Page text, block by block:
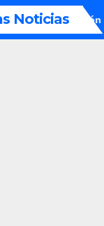
Noticias
en Venezuela y